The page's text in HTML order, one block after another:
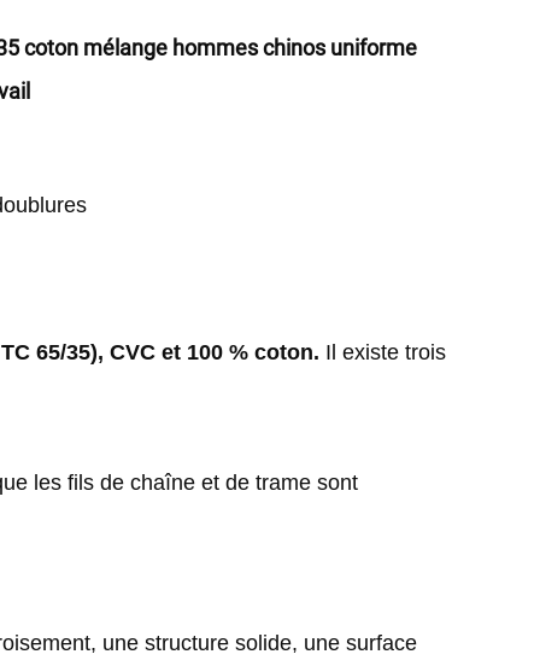
coton mélange hommes chinos uniforme
65/35), CVC et 100 % coton. Il existe trois
les fils de chaîne et de trame sont
une structure solide, une surface